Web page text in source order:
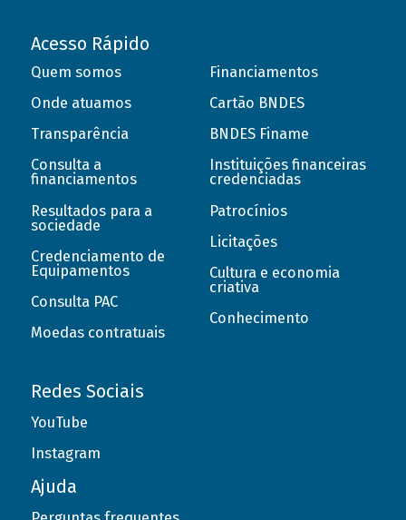
Acesso Rápido
Quem somos
Onde atuamos
Transparência
Consulta a
financiamentos
Resultados para a
sociedade
Credenciamento de
Equipamentos
Consulta PAC
Moedas contratuais
Financiamentos
Cartão BNDES
BNDES Finame
Instituições financeiras
credenciadas
Patrocínios
Licitações
Cultura e economia
criativa
Conhecimento
Redes Sociais
YouTube
Instagram
Ajuda